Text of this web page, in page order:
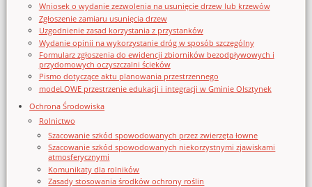
Wniosek o wydanie zezwolenia na usunięcie drzew lub krzewów
Zgłoszenie zamiaru usunięcia drzew
Uzgodnienie zasad korzystania z przystanków
Wydanie opinii na wykorzystanie dróg w sposób szczególny
Formularz zgłoszenia do ewidencji zbiorników bezodpływowych i
przydomowych oczyszczalni ścieków
Pismo dotyczące aktu planowania przestrzennego
modeLOWE przestrzenie edukacji i integracji w Gminie Olsztynek
Ochrona Środowiska
Rolnictwo
Szacowanie szkód spowodowanych przez zwierzęta łowne
Szacowanie szkód spowodowanych niekorzystnymi zjawiskami
atmosferycznymi
Komunikaty dla rolników
Zasady stosowania środków ochrony roślin